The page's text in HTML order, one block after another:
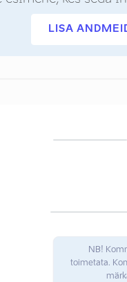
LISA
NB!
toimetata.